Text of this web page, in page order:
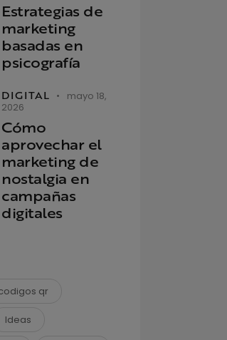
Estrategias de
marketing
basadas en
psicografía
DIGITAL
mayo 18,
2026
Cómo
aprovechar el
marketing de
nostalgia en
campañas
digitales
qr
Ideas